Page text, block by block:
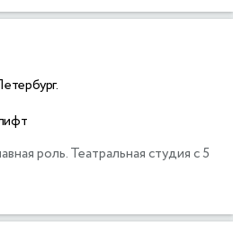
роль. Театральная студия с 5